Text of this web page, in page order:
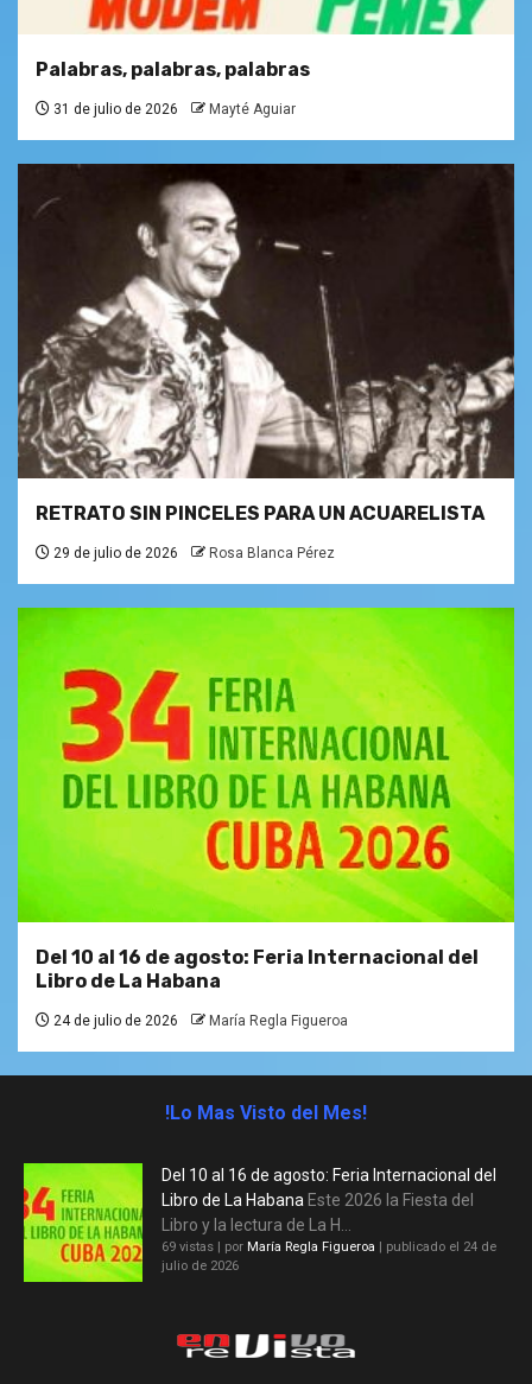
Palabras, palabras, palabras
31 de julio de 2026 Mayté Aguiar
RETRATO SIN PINCELES PARA UN ACUARELISTA
29 de julio de 2026 Rosa Blanca Pérez
Del 10 al 16 de agosto: Feria Internacional del
Libro de La Habana
24 de julio de 2026 María Regla Figueroa
!Lo Mas Visto del Mes!
Del 10 al 16 de agosto: Feria Internacional del
Libro de La Habana Este 2026 la Fiesta del
Libro y la lectura de La H...
69 vistas | por María Regla Figueroa | publicado el 24 de
julio de 2026